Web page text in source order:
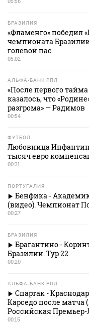
БРАЗИЛИЯ
«Фламенго» победил
чемпионата
голевой пас
05:02
АЛЬФА-БАНК РПЛ
«После первого
казалось, что
разгрома» — Радимов
00:54
ФУТБОЛ
Любовница
тысяч евро
00:31
ПОРТУГАЛИЯ
Бенфика -
(видео). Чемпионат
00:27
БРАЗИЛИЯ
Брагантино -
Бразилии. Тур 22
00:20
АЛЬФА-БАНК РПЛ
Спартак -
Карседо после матча
Российская Премьер-
00:15